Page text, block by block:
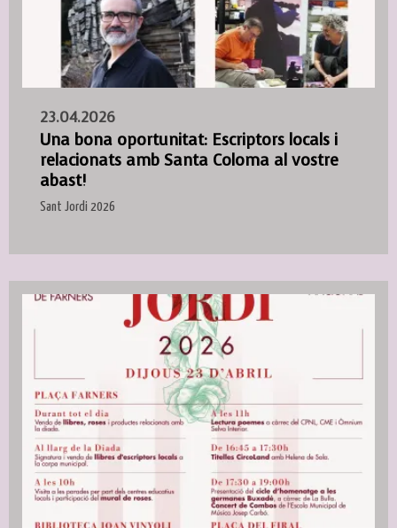
23.04.2026
Una bona oportunitat: Escriptors locals i
relacionats amb Santa Coloma al vostre
abast!
Sant Jordi 2026